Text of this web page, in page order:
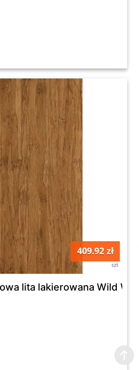
409.92 zł
szt
lita lakierowana Wild